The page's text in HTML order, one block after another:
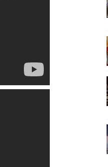
நடைபெற்ற கவனயீர்ப்புப்